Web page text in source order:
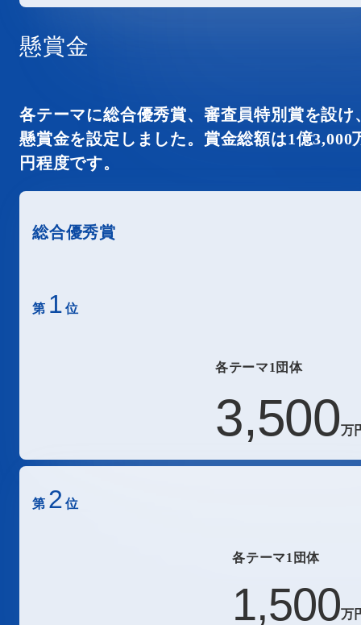
懸賞金
各テーマに総合優秀賞、審査員特別賞を設け
懸賞金を設定しました。賞金総額は1億3,000
円程度です。
総合優秀賞
第 1 位
各テーマ1団体
3,500万
第 2 位
各テーマ1団体
1,500万